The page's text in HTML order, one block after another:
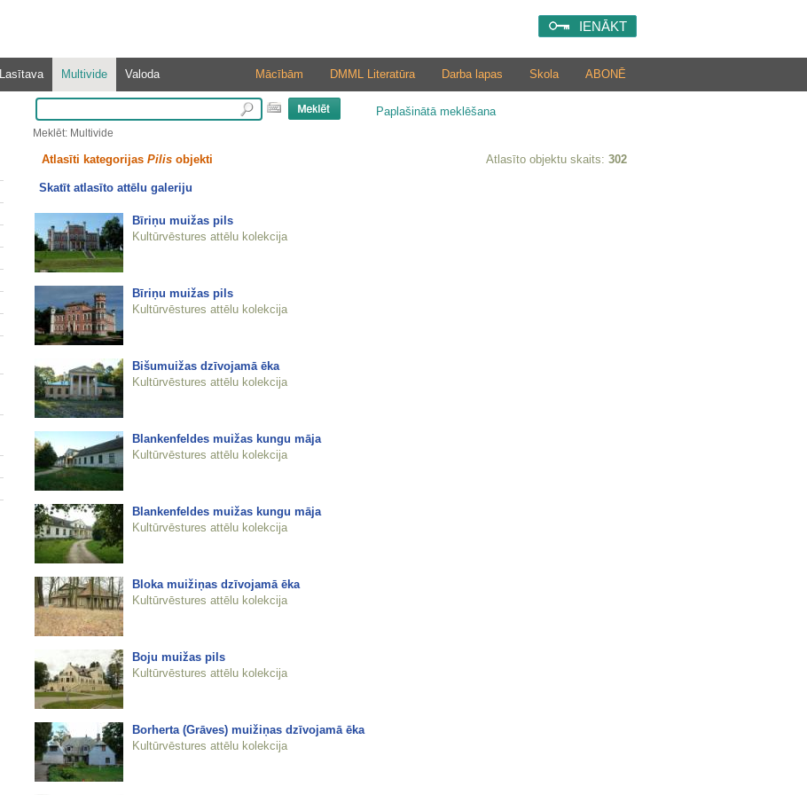
IENĀKT
Lasītava Multivide Valoda ABONĒ
Skola
Darba lapas
DMML Literatūra
Mācībām
Paplašinātā meklēšana
Meklēt: Multivide
Atlasīti kategorijas Pilisobjekti Atlasīto objektu skaits: 302
Skatīt atlasīto attēlu galeriju
Bīriņu muižas pils
Kultūrvēstures attēlu kolekcija
Bīriņu muižas pils
Kultūrvēstures attēlu kolekcija
Bišumuižas dzīvojamā ēka
Kultūrvēstures attēlu kolekcija
Blankenfeldes muižas kungu māja
Kultūrvēstures attēlu kolekcija
Blankenfeldes muižas kungu māja
Kultūrvēstures attēlu kolekcija
Bloka muižiņas dzīvojamā ēka
Kultūrvēstures attēlu kolekcija
Boju muižas pils
Kultūrvēstures attēlu kolekcija
Borherta (Grāves) muižiņas dzīvojamā ēka
Kultūrvēstures attēlu kolekcija